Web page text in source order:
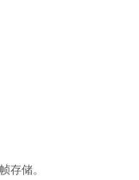
存储。